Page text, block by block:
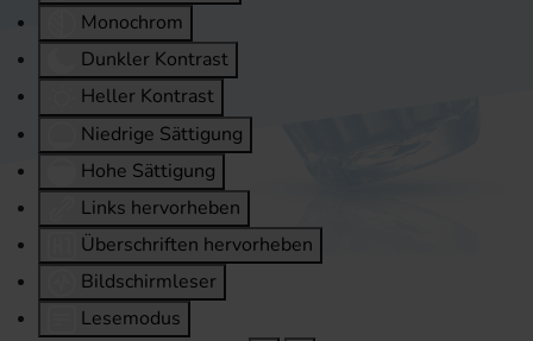
Monochrom
Dunkler Kontrast
Heller Kontrast
Niedrige Sättigung
Hohe Sättigung
Links hervorheben
Überschriften hervorheben
Bildschirmleser
Lesemodus